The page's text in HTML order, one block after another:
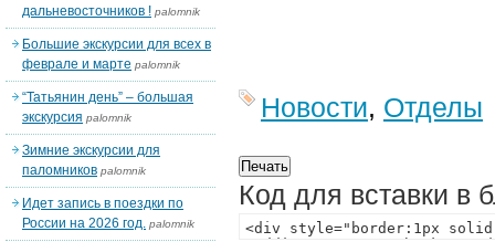
Новости, Отделы
Код для вставки в
дальневосточников ! palomnik
Большие экскурсии для всех в
феврале и марте palomnik
“Татьянин день” – большая
экскурсия palomnik
Зимние экскурсии для
паломников palomnik
Идет запись в поездки по
России на 2026 год. palomnik